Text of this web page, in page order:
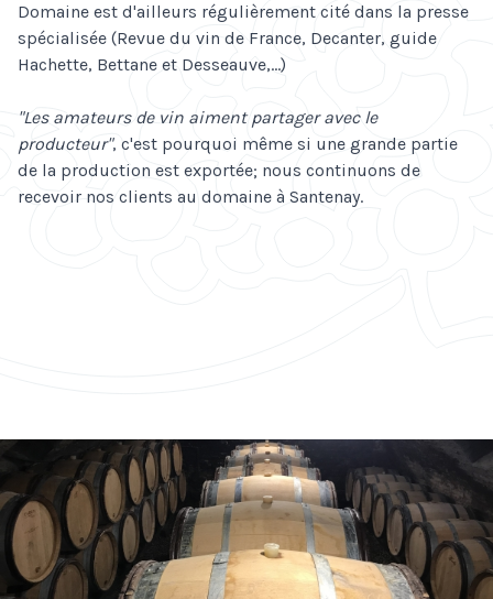
Domaine est d'ailleurs régulièrement cité dans la presse
spécialisée (Revue du vin de France, Decanter, guide
Hachette, Bettane et Desseauve,...)
"Les amateurs de vin aiment partager avec le
producteur", c'est pourquoi même si une grande partie
de la production est exportée; nous continuons de
recevoir nos clients au domaine à Santenay.